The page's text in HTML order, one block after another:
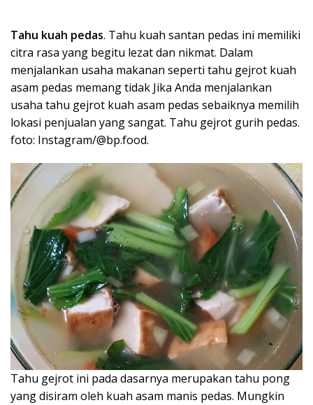
Tahu kuah pedas. Tahu kuah santan pedas ini memiliki
citra rasa yang begitu lezat dan nikmat. Dalam
menjalankan usaha makanan seperti tahu gejrot kuah
asam pedas memang tidak Jika Anda menjalankan
usaha tahu gejrot kuah asam pedas sebaiknya memilih
lokasi penjualan yang sangat. Tahu gejrot gurih pedas.
foto: Instagram/@bp.food.
Tahu gejrot ini pada dasarnya merupakan tahu pong
yang disiram oleh kuah asam manis pedas. Mungkin